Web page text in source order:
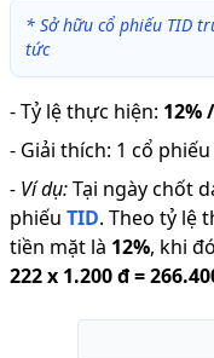
* Sở hữu cổ phiếu TID
tức
-Tỷ lệ thực hiện: 12%
- Giải thích: 1 cổ
- Ví dụ:Tại ngày chốt
phiếu TID. Theo tỷ lệ
tiền mặt là 12%, khi
222x 1.200 đ=